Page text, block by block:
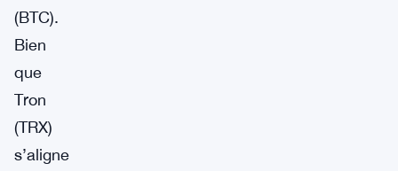
(BTC).
Bien
que
Tron
(TRX)
s’aligne